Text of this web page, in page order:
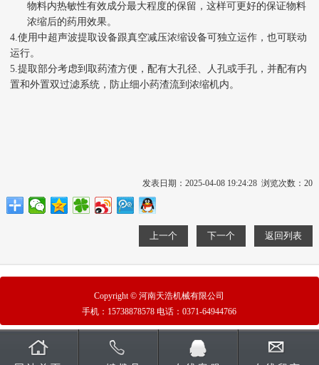
物料内热敏性有效成分最大程度的保留 ， 这样可更好的保证物料
浓缩后的药用效果。
4.使用中超声波提取设备跟真空减压浓缩设备可独立运作，也可联动
运行。
5.提取部分考虑到取药渣方便，配有大孔径、
人孔或手孔，并配有内
置和外置双过滤系统，防止细小药渣流到浓缩机内。
发表日期：2025-04-08 19:24:28 浏览次数：20
上一个 下一个 返回列表
Copyright © 河南天浩机械有限公司
手机： 15738878578 电话：0371-64944766